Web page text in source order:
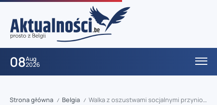
08Aug
2026
Strona główna / Belgia / Walka z oszustwami socjalnymi przyniosła Belgii 414 milionów euro w 2025 r.